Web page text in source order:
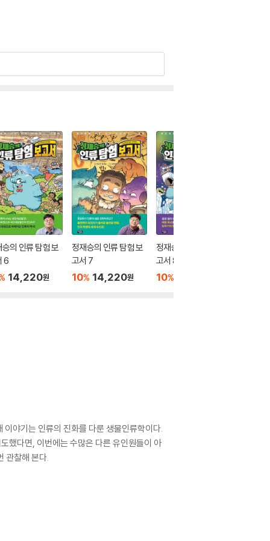
승의 인류 탐험 보
6
14,220원
정재승의 인류 탐험 보
고서 7
10% 14,220원
정재승의 인류 탐험 보
고서 8
10%
이야기는 인류의 진화를 다룬 생물인류학이다.
했다면, 이번에는 수많은 다른 유인원들이 아
관찰해 본다.